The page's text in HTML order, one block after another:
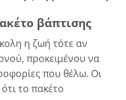
βάπτισης
η ζωή τότε αν
προκειμένου να
που θέλω. Οι
το πακέτο